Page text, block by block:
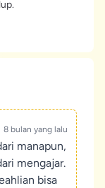
8 bulan yang lalu
manapun,
mengajar.
bisa